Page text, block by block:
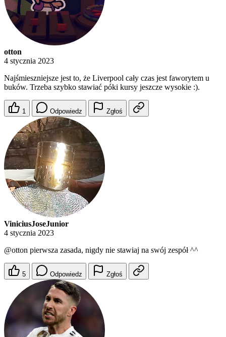
otton
4 stycznia 2023
Najśmieszniejsze jest to, że Liverpool cały czas jest faworytem u
buków. Trzeba szybko stawiać póki kursy jeszcze wysokie :).
1 Odpowiedz Zgłoś
ViniciusJoseJunior
4 stycznia 2023
@otton pierwsza zasada, nigdy nie stawiaj na swój zespół ^^
5 Odpowiedz Zgłoś